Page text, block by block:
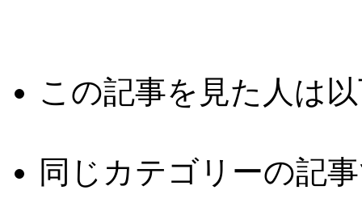
この記事を見た人は
同じカテゴリーの記